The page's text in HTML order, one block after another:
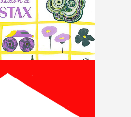
Collections